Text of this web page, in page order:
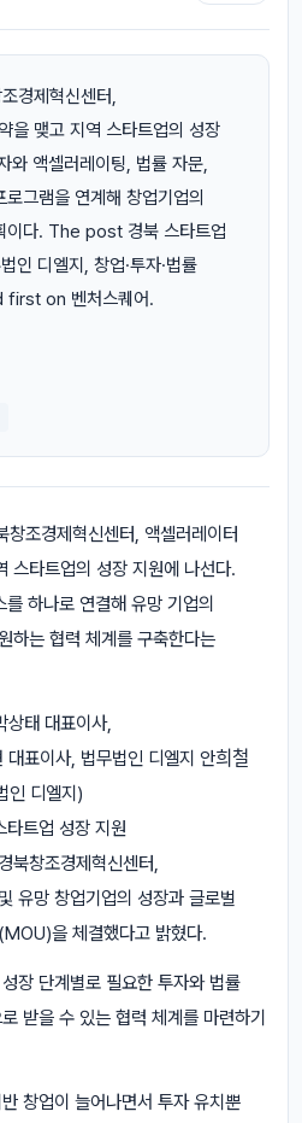
경제혁신센터,
을 맺고 지역 스타트업의 성장
와 액셀러레이팅, 법률 자문,
그램을 연계해 창업기업의
이다. The post 경북 스타트업
인 디엘지, 창업·투자·법률
first on 벤처스퀘어.
조경제혁신센터, 액셀러레이터
스타트업의 성장 지원에 나선다.
하나로 연결해 유망 기업의
하는 협력 체계를 구축한다는
대표이사,
대표이사, 법무법인 디엘지 안희철
법인 디엘지)
타트업 성장 지원
북창조경제혁신센터,
유망 창업기업의 성장과 글로벌
을 체결했다고 밝혔다.
장 단계별로 필요한 투자와 법률
받을 수 있는 협력 체계를 마련하기
창업이 늘어나면서 투자 유치뿐